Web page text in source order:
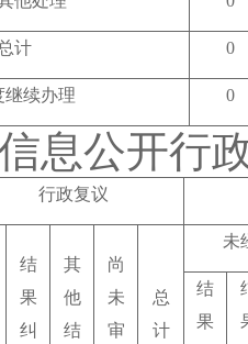
计 0
继续办理 0
息公开行
行政复议
结
果
纠
其
他
结
尚
未
审
总
计
未
结
果